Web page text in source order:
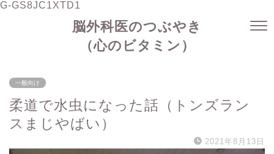
G-GS8JC1XTD1
脳外科医のつぶやき
（心のビタミン）
一般向け
柔道で水虫になった話（トンズラン
スまじやばい）
2021年8月13日